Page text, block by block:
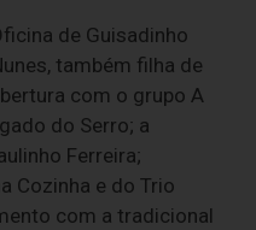
de Guisadinho
também filha de
com o grupo A
do Serro; a
Ferreira;
Cozinha e do Trio
com a tradicional